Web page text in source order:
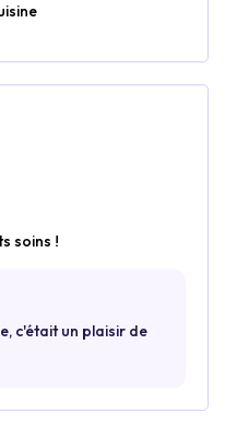
soins !
c'était un plaisir de